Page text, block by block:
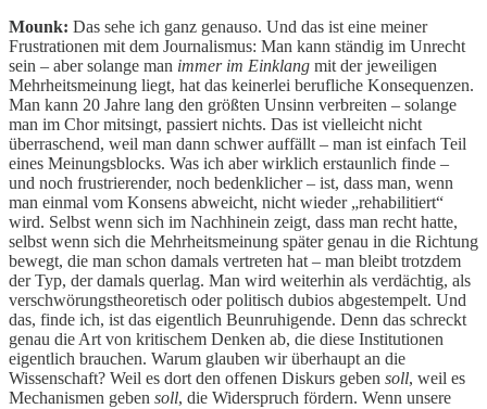
Mounk: Das sehe ich ganz genauso. Und das ist eine meiner
Frustrationen mit dem Journalismus: Man kann ständig im Unrecht
sein – aber solange man immer im Einklang mit der jeweiligen
Mehrheitsmeinung liegt, hat das keinerlei berufliche Konsequenzen.
Man kann 20 Jahre lang den größten Unsinn verbreiten – solange
man im Chor mitsingt, passiert nichts. Das ist vielleicht nicht
überraschend, weil man dann schwer auffällt – man ist einfach Teil
eines Meinungsblocks. Was ich aber wirklich erstaunlich finde –
und noch frustrierender, noch bedenklicher – ist, dass man, wenn
man einmal vom Konsens abweicht, nicht wieder „rehabilitiert“
wird. Selbst wenn sich im Nachhinein zeigt, dass man recht hatte,
selbst wenn sich die Mehrheitsmeinung später genau in die Richtung
bewegt, die man schon damals vertreten hat – man bleibt trotzdem
der Typ, der damals querlag. Man wird weiterhin als verdächtig, als
verschwörungstheoretisch oder politisch dubios abgestempelt. Und
das, finde ich, ist das eigentlich Beunruhigende. Denn das schreckt
genau die Art von kritischem Denken ab, die diese Institutionen
eigentlich brauchen. Warum glauben wir überhaupt an die
Wissenschaft? Weil es dort den offenen Diskurs geben soll, weil es
Mechanismen geben soll, die Widerspruch fördern. Wenn unsere